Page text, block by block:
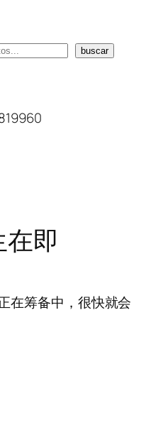
buscar
即
在筹备中，很快就会